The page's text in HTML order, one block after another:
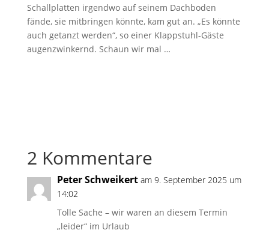
Schallplatten irgendwo auf seinem Dachboden
fände, sie mitbringen könnte, kam gut an. „Es könnte
auch getanzt werden“, so einer Klappstuhl-Gäste
augenzwinkernd. Schaun wir mal …
2 Kommentare
Peter Schweikert am 9. September 2025 um
14:02
Tolle Sache – wir waren an diesem Termin
„leider“ im Urlaub